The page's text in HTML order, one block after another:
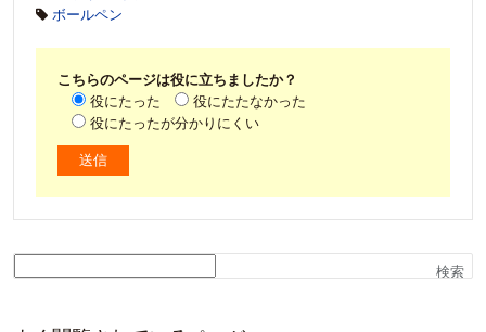
ボールペン
こちらのページは役に立ちましたか？
役にたった
役にたたなかった
役にたったが分かりにくい
検索